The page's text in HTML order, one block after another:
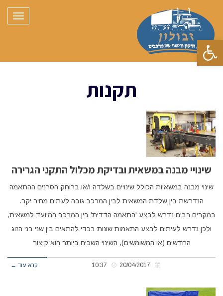
פתח סרגל נגישות
תקנות
שינויי מבנה במשאית ובדיקת מכלול התקני הגרירה
שינוי מבנה במשאיות הכולל שינויים בשלדה ו/או ברוחק הסרנים ההתאמה
הנדרשת בין שלדת המשאית לבין המרכב גובה לעתים מחיר יקר.
במקרים רבים נדרש לבצע 'התאמה הדדית' בין המרכב המיועד למשאית,
ולכן נדרש לעיתים לבצע התאמות שונות בכדי להתאים בין שני בני הזוג
החדשים (או המשומשים), השינוי השכיח ביותר הוא קיצור
קרא עוד ←